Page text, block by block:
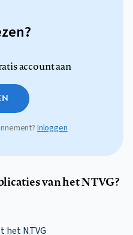
account aan
Inloggen
van het NTVG?
het NTVG